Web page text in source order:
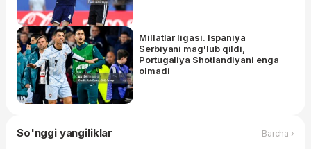
Millatlar ligasi. Ispaniya
Serbiyani mag'lub qildi,
Portugaliya Shotlandiyani enga
olmadi
So'nggi yangiliklar Barcha ›